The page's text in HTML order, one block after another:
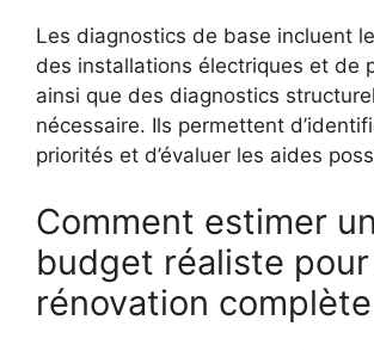
Les diagnostics de base incluent le
des installations électriques et de
ainsi que des diagnostics
nécessaire. Ils permettent
priorités et d’évaluer les aides
Comment estimer un
budget réaliste
rénovation